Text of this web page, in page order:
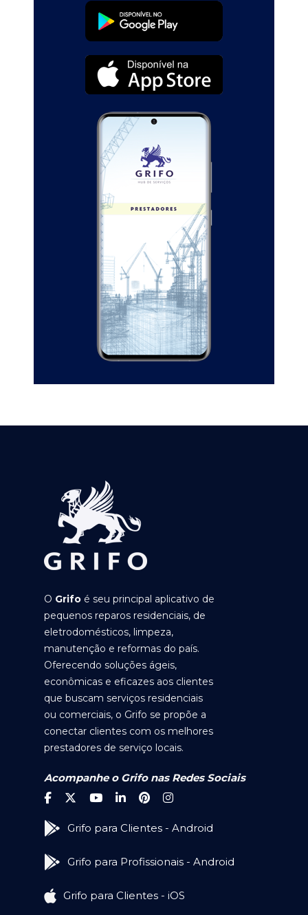
O Grifo é seu principal aplicativo de
pequenos reparos residenciais, de
eletrodomésticos, limpeza,
manutenção e reformas do país.
Oferecendo soluções ágeis,
econômicas e eficazes aos clientes
que buscam serviços residenciais
ou comerciais, o Grifo se propõe a
conectar clientes com os melhores
prestadores de serviço locais.
Acompanhe o Grifo nas Redes Sociais
Grifo para Clientes - Android
Grifo para Profissionais - Android
Grifo para Clientes - iOS